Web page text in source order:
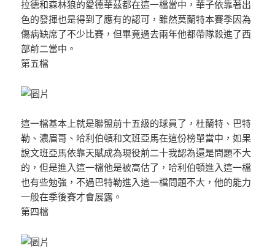
拉德和森林狼的愛德華茲都在這一檔當中，華子依靠著出
色的發揮也是得到了應有的認可，雖然莫蘭特本賽季因為
傷病缺席了不少比賽，但畢竟過去兩年他都帶隊殺進了西
部前二當中。
第五檔
這一檔基本上就是聯盟前十五級的球員了，杜蘭特、巴特
勒、濃眉哥、哈利伯頓和文班亞馬在這份榜單當中，如果
說文班亞馬依靠天賦成為現役前二十我認為還是問題不大
的，但是進入這一檔他是被高估了，哈利伯頓進入這一檔
也有些勉強，不過巴特勒進入這一檔問題不大，他的能力
一般在季後賽才會展露。
第四檔